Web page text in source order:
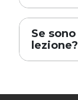
Se
lezione?